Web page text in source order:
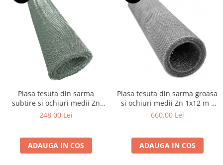
Plasa tesuta din sarma
subtire si ochiuri medii Zn
1x12 m - 4.2x4.2x0.56 mm
248,00 Lei
ADAUGA IN COS
Plasa tesuta din sarma groasa
si ochiuri medii Zn 1x12 m -
3.0x3.0x1.0 mm
660,00 Lei
ADAUGA IN COS